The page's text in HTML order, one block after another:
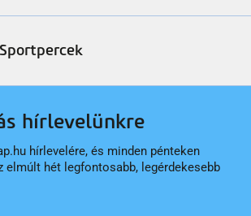
Sportpercek
hírlevelünkre
hírlevelére, és minden pénteken
elmúlt hét legfontosabb, legérdekesebb